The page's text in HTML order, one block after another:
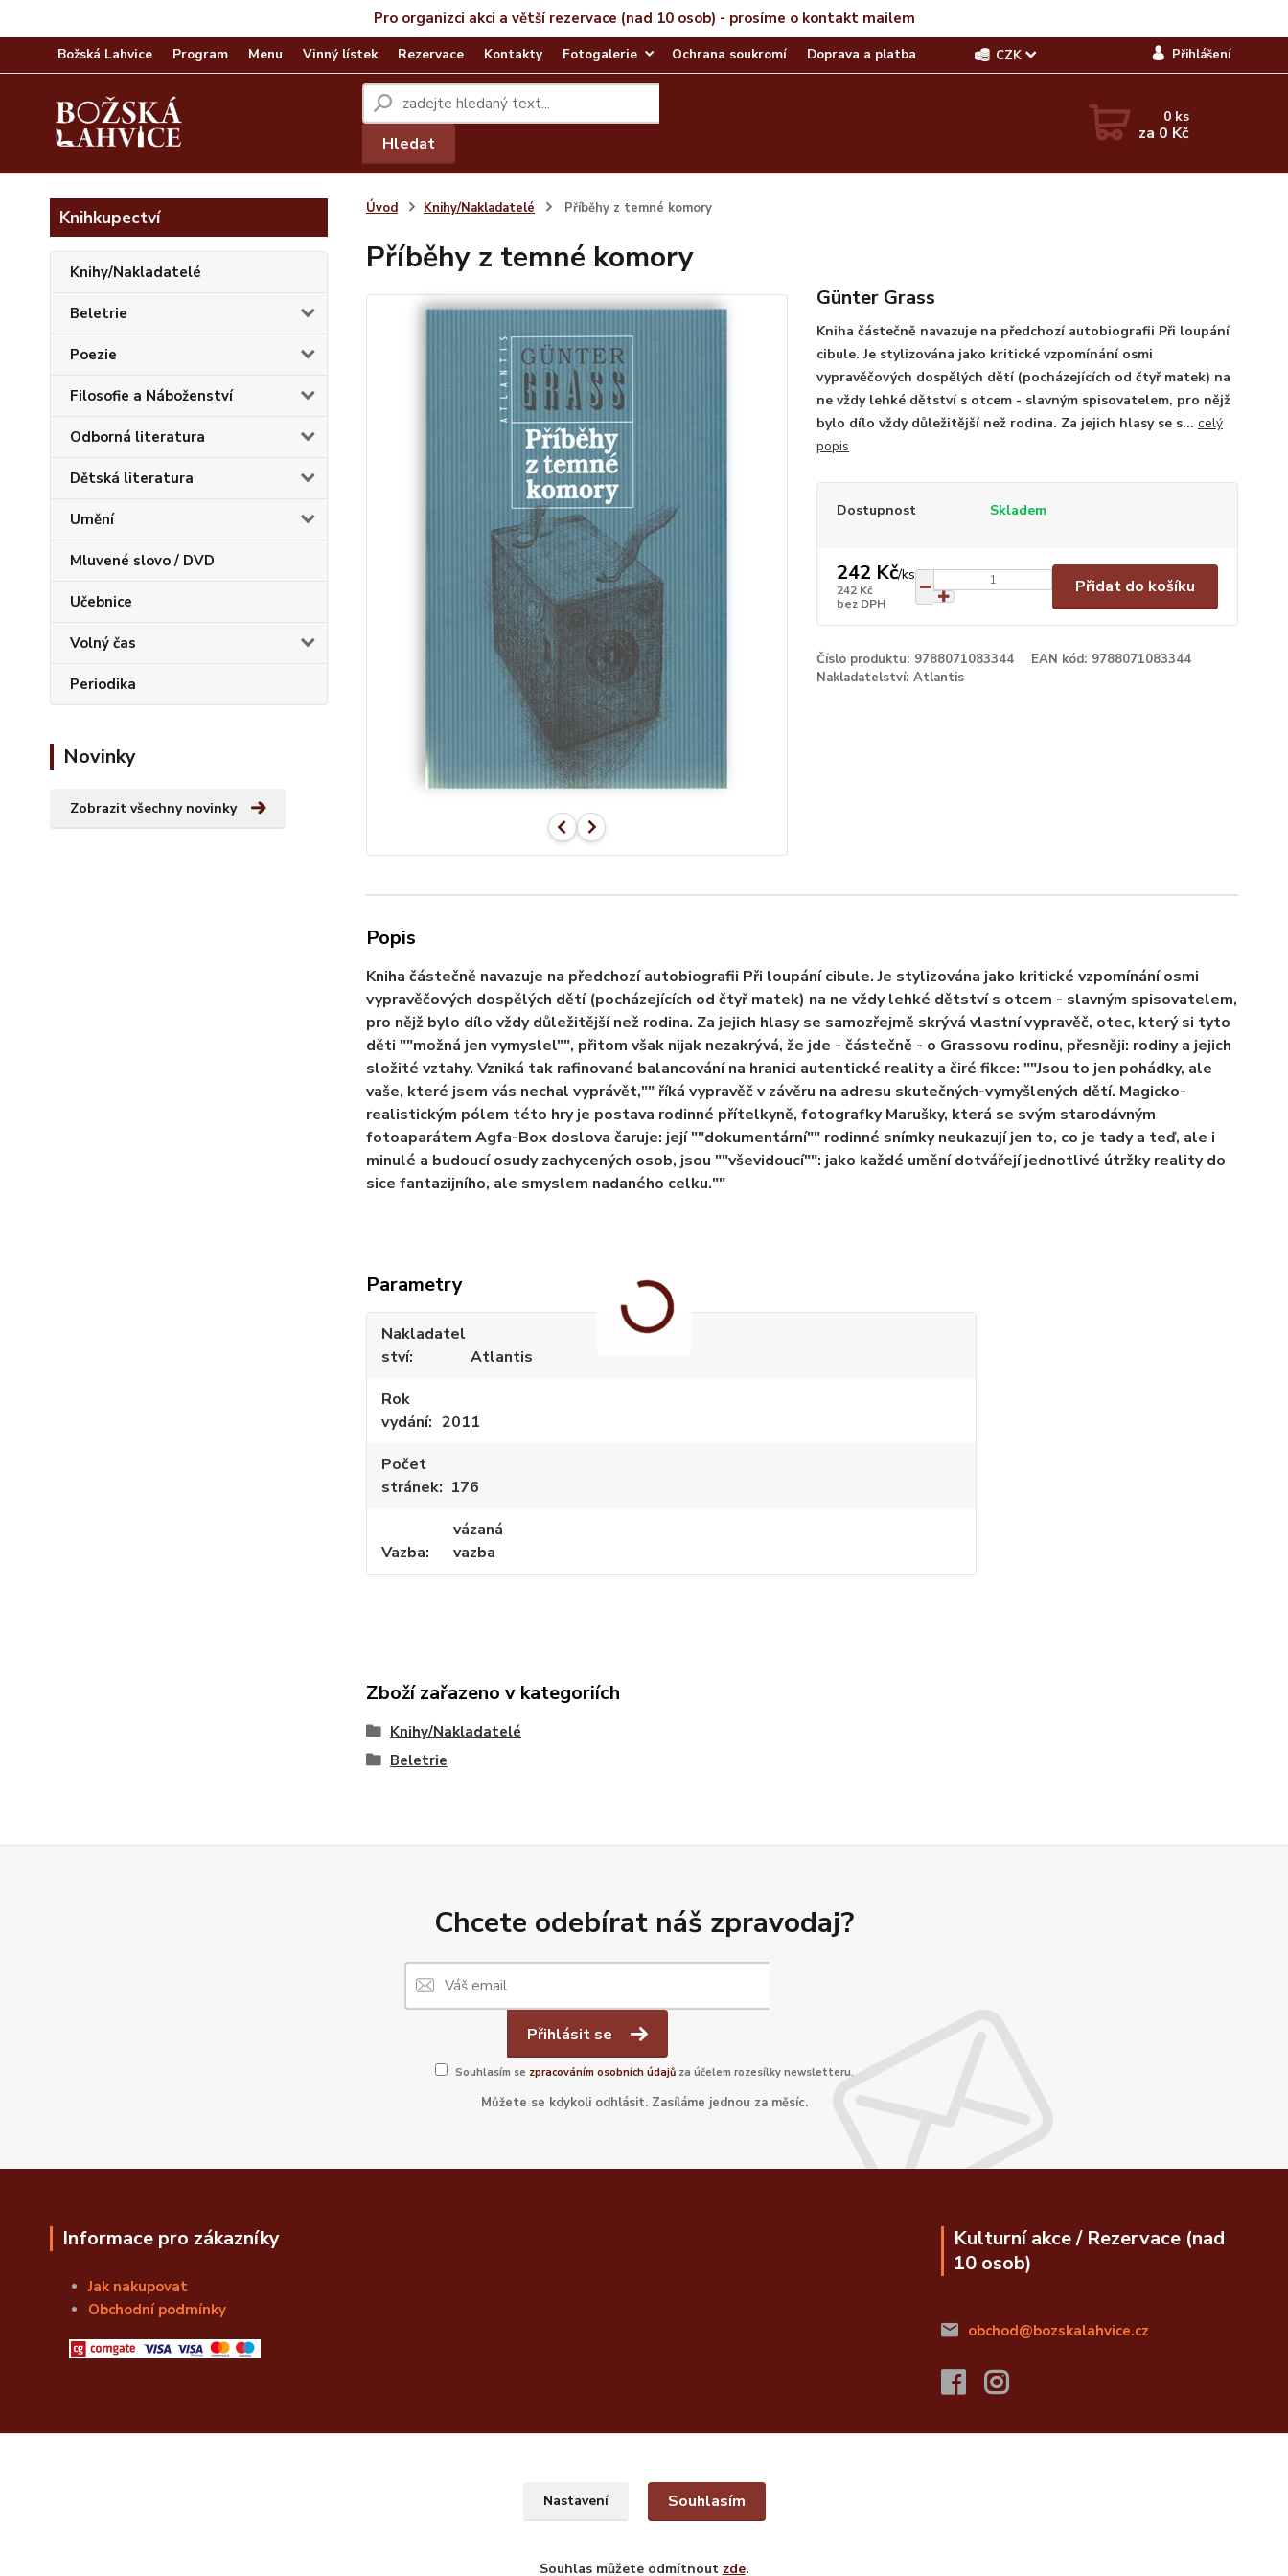
Pro organizci akci a větší rezervace (nad 10 osob) - prosíme o kontakt mailem
Božská Lahvice Program Menu Vinný lístek Rezervace Kontakty Fotogalerie Ochrana soukromí Doprava a platba CZK Přihlášení
Hledat
0 ks
za 0 Kč
Knihkupectví
Knihy/Nakladatelé
Beletrie
Poezie
Filosofie a Náboženství
Odborná literatura
Dětská literatura
Umění
Mluvené slovo / DVD
Učebnice
Volný čas
Periodika
Novinky
Zobrazit všechny novinky
Úvod Knihy/Nakladatelé Příběhy z temné komory
Příběhy z temné komory
Günter Grass
Kniha částečně navazuje na předchozí autobiografii Při loupání
cibule. Je stylizována jako kritické vzpomínání osmi
vypravěčových dospělých dětí (pocházejících od čtyř matek) na
ne vždy lehké dětství s otcem - slavným spisovatelem, pro nějž
bylo dílo vždy důležitější než rodina. Za jejich hlasy se s... celý
popis
Dostupnost Skladem
242 Kč/ks
242 Kč
bez DPH
Přidat do košíku
Číslo produktu: 9788071083344 EAN kód: 9788071083344
Nakladatelství: Atlantis
Popis
Kniha částečně navazuje na předchozí autobiografii Při loupání cibule. Je stylizována jako kritické vzpomínání osmi
vypravěčových dospělých dětí (pocházejících od čtyř matek) na ne vždy lehké dětství s otcem - slavným spisovatelem,
pro nějž bylo dílo vždy důležitější než rodina. Za jejich hlasy se samozřejmě skrývá vlastní vypravěč, otec, který si tyto
děti ""možná jen vymyslel"", přitom však nijak nezakrývá, že jde - částečně - o Grassovu rodinu, přesněji: rodiny a jejich
složité vztahy. Vzniká tak rafinované balancování na hranici autentické reality a čiré fikce: ""Jsou to jen pohádky, ale
vaše, které jsem vás nechal vyprávět,"" říká vypravěč v závěru na adresu skutečných-vymyšlených dětí. Magicko-
realistickým pólem této hry je postava rodinné přítelkyně, fotografky Marušky, která se svým starodávným
fotoaparátem Agfa-Box doslova čaruje: její ""dokumentární"" rodinné snímky neukazují jen to, co je tady a teď, ale i
minulé a budoucí osudy zachycených osob, jsou ""vševidoucí"": jako každé umění dotvářejí jednotlivé útržky reality do
sice fantazijního, ale smyslem nadaného celku.""
Parametry
Nakladatel
ství
Atlantis
Rok
vydání
2011
Počet
stránek
176
Vazba
vázaná
vazba
Zboží zařazeno v kategoriích
Knihy/Nakladatelé
Beletrie
Chcete odebírat náš zpravodaj?
Přihlásit se
Souhlasím se zpracováním osobních údajůza účelem rozesílky newsletteru.
Můžete se kdykoli odhlásit. Zasíláme jednou za měsíc.
Informace pro zákazníky
Jak nakupovat
Obchodní podmínky
Kulturní akce / Rezervace (nad
10 osob)
obchod@bozskalahvice.cz
Nastavení Souhlasím
Souhlas můžete odmítnout zde.